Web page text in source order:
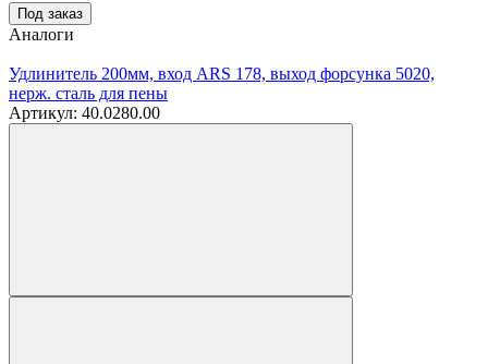
Под заказ
Аналоги
Удлинитель 200мм, вход ARS 178, выход форсунка 5020,
нерж. сталь для пены
Артикул: 40.0280.00